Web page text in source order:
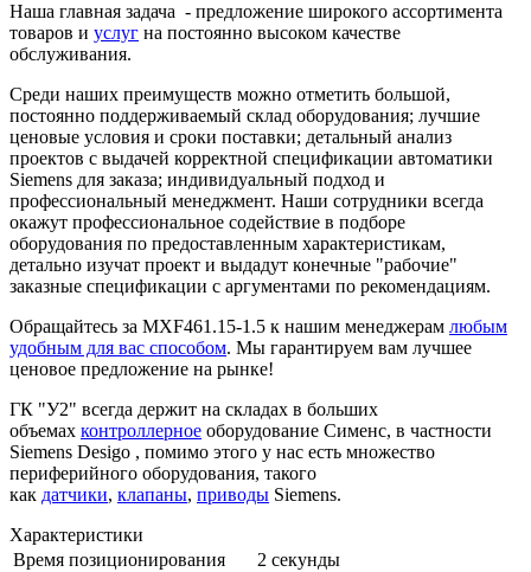
Наша главная задача - предложение широкого ассортимента
товаров и услуг на постоянно высоком качестве
обслуживания.
Среди наших преимуществ можно отметить большой,
постоянно поддерживаемый склад оборудования; лучшие
ценовые условия и сроки поставки; детальный анализ
проектов с выдачей корректной спецификации автоматики
Siemens для заказа; индивидуальный подход и
профессиональный менеджмент. Наши сотрудники всегда
окажут профессиональное содействие в подборе
оборудования по предоставленным характеристикам,
детально изучат проект и выдадут конечные "рабочие"
заказные спецификации с аргументами по рекомендациям.
Обращайтесь за MXF461.15-1.5 к нашим менеджерам любым
удобным для вас способом. Мы гарантируем вам лучшее
ценовое предложение на рынке!
ГК "У2" всегда держит на складах в больших
объемах контроллерное оборудование Сименс, в частности
Siemens Desigo , помимо этого у нас есть множество
периферийного оборудования, такого
как датчики, клапаны, приводы Siemens.
Характеристики
Время позиционирования
2 секунды